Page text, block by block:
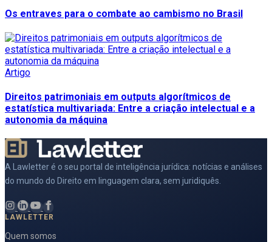
Os entraves para o combate ao cambismo no Brasil
Artigo
Direitos patrimoniais em outputs algorítmicos de
estatística multivariada: Entre a criação intelectual e a
autonomia da máquina
A Lawletter é o seu portal de inteligência jurídica: notícias e análises
do mundo do Direito em linguagem clara, sem juridiquês.
LAWLETTER
Quem somos